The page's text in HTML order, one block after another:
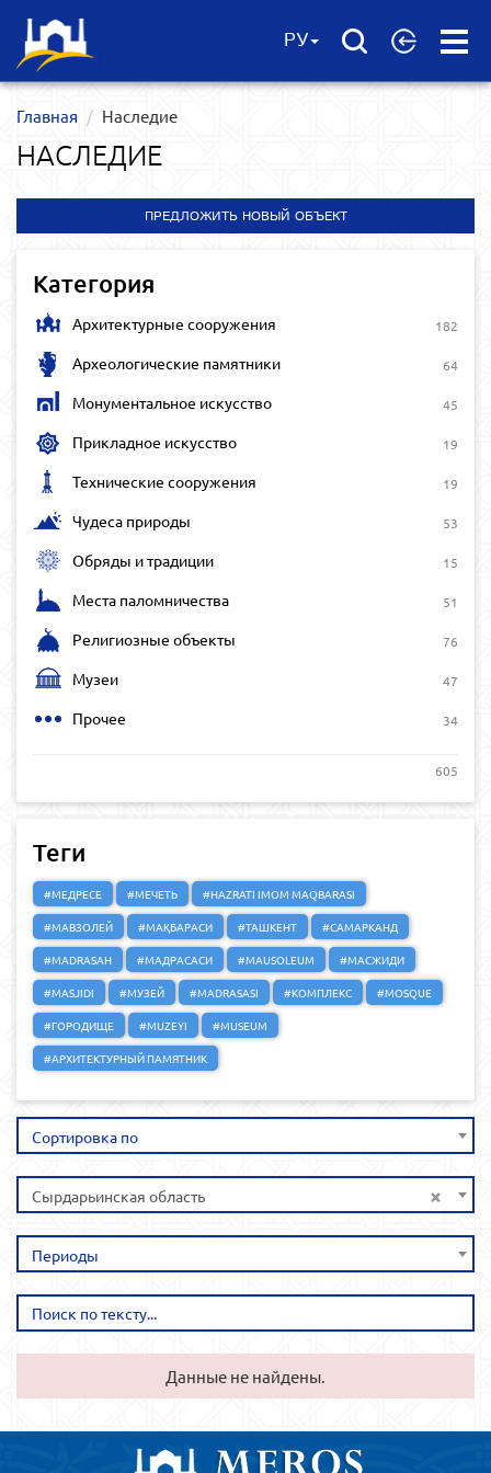
Open
РУ
Главная Наследие
НАСЛЕДИЕ
ПРЕДЛОЖИТЬ НОВЫЙ ОБЪЕКТ
Категория
Архитектурные сооружения 182
Археологические памятники 64
Монументальное искусство 45
Прикладное искусство 19
Технические сооружения 19
Чудеса природы 53
Обряды и традиции 15
Места паломничества 51
Религиозные объекты 76
Музеи 47
Прочее 34
605
Теги
#МЕДРЕСЕ #МЕЧЕТЬ
#HAZRATI IMOM MAQBARASI
#МАВЗОЛЕЙ
#МАҚБАРАСИ #ТАШКЕНТ
#САМАРКАНД
#MADRASAH
#МАДРАСАСИ #MAUSOLEUM
#МАСЖИДИ
#MASJIDI
#МУЗЕЙ #MADRASASI #КОМПЛЕКС
#MOSQUE
#ГОРОДИЩЕ
#MUZEYI
#MUSEUM
#АРХИТЕКТУРНЫЙ ПАМЯТНИК
Сортировка по
×
Сырдарьинская область
Периоды
Данные не найдены.